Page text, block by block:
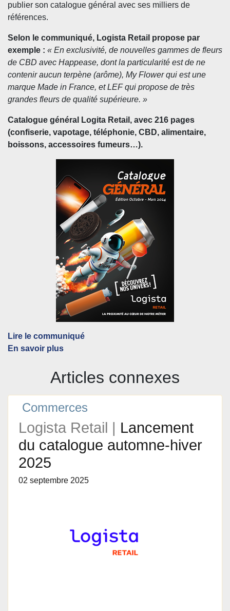
publier son catalogue général avec ses milliers de
références.
Selon le communiqué, Logista Retail propose par
exemple : « En exclusivité, de nouvelles gammes de fleurs
de CBD avec Happease, dont la particularité est de ne
contenir aucun terpène (arôme), My Flower qui est une
marque Made in France, et LEF qui propose de très
grandes fleurs de qualité supérieure. »
Catalogue général Logita Retail, avec 216 pages
(confiserie, vapotage, téléphonie, CBD, alimentaire,
boissons, accessoires fumeurs…).
Lire le communiqué
En savoir plus
Articles connexes
Commerces
Logista Retail | Lancement
du catalogue automne-hiver
2025
02 septembre 2025